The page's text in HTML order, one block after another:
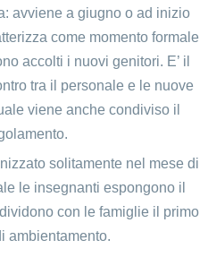
avviene a giugno o ad inizio
come momento formale
accolti i nuovi genitori. E’ il
tra il personale e le nuove
viene anche condiviso il
solitamente nel mese di
le insegnanti espongono il
con le famiglie il primo
ambientamento.